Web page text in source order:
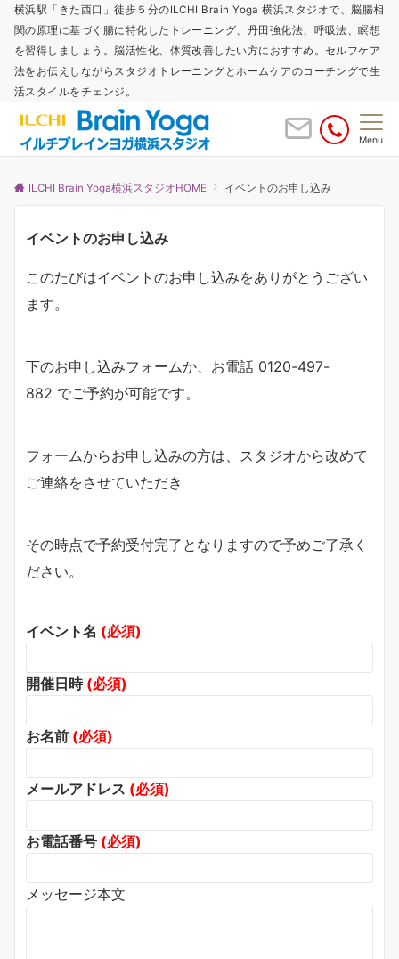
横浜駅「きた西口」徒歩５分のILCHI Brain Yoga 横浜スタジオで、脳腸相
関の原理に基づく腸に特化したトレーニング、丹田強化法、呼吸法、瞑想
を習得しましょう。脳活性化、体質改善したい方におすすめ。セルフケア
法をお伝えしながらスタジオトレーニングとホームケアのコーチングで生
活スタイルをチェンジ。
Menu
ILCHI Brain Yoga横浜スタジオHOME イベントのお申し込み
イベントのお申し込み
このたびはイベントのお申し込みをありがとうござい
ます。
下のお申し込みフォームか、お電話 0120-497-
882 でご予約が可能です。
フォームからお申し込みの方は、スタジオから改めて
ご連絡をさせていただき
その時点で予約受付完了となりますので予めご了承く
ださい。
イベント名 (必須)
開催日時 (必須)
お名前 (必須)
メールアドレス (必須)
お電話番号 (必須)
メッセージ本文